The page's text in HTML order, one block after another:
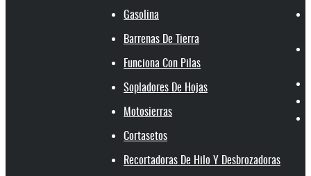
Gasolina
Barrenas De Tierra
Funciona Con Pilas
Sopladores De Hojas
Motosierras
Cortasetos
Recortadoras De Hilo Y Desbrozadoras